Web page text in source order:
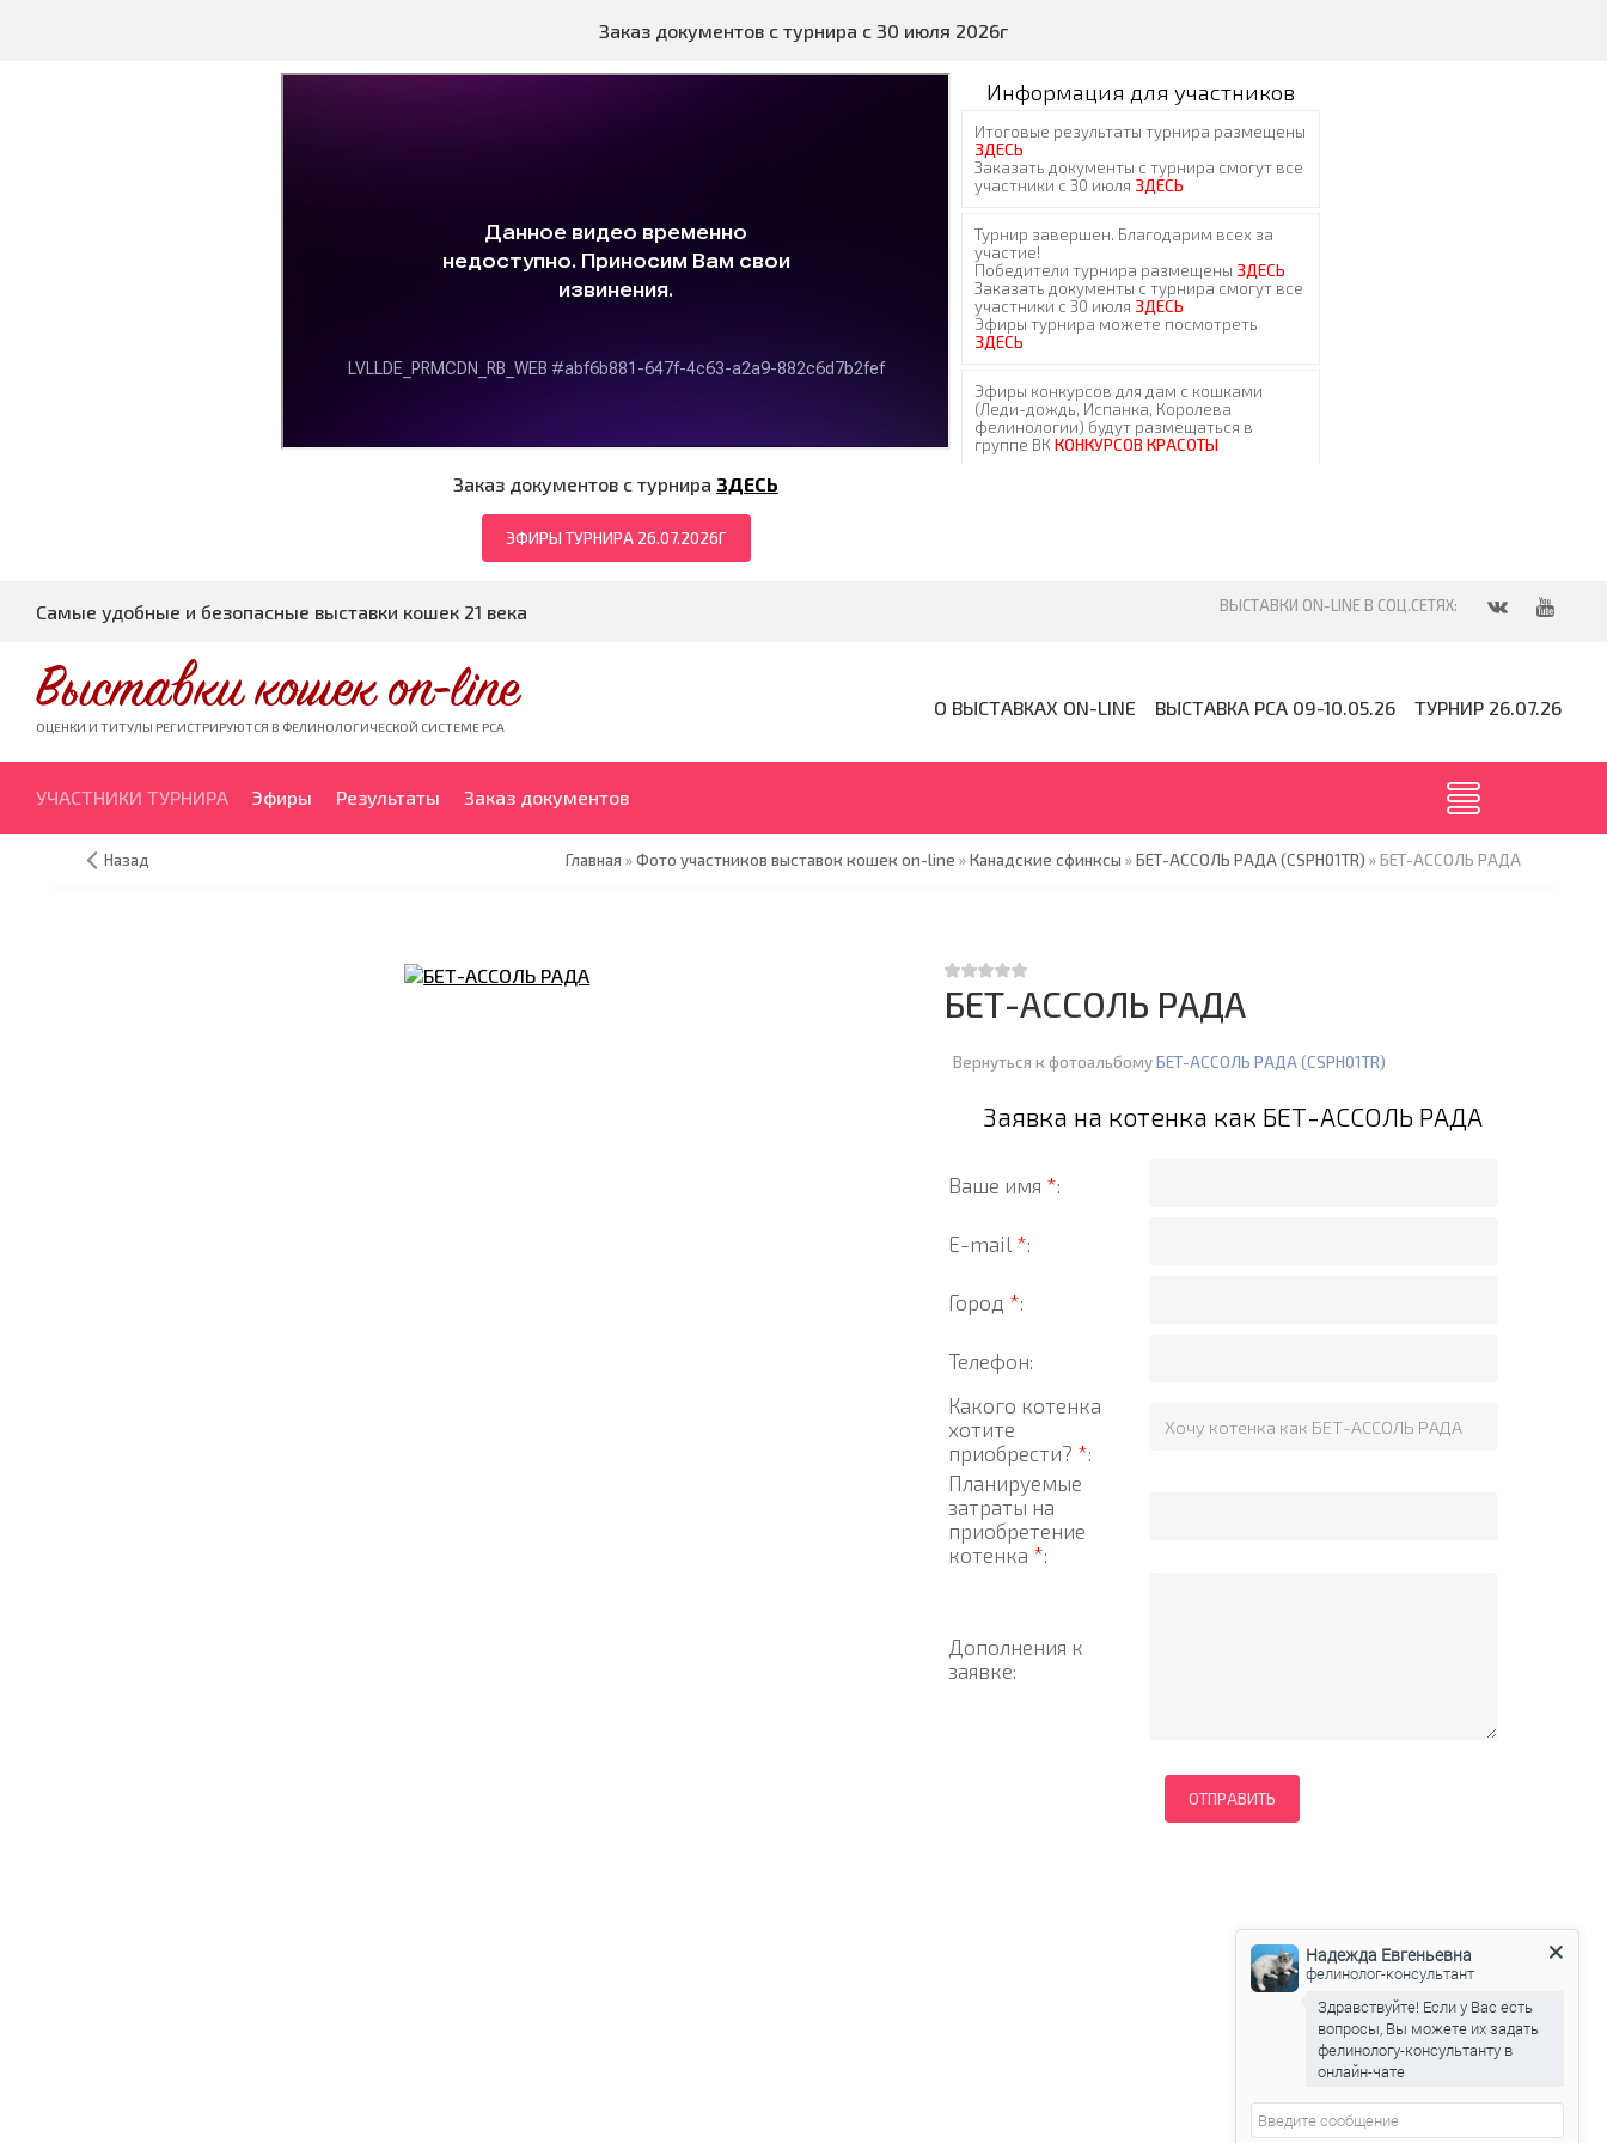
Заказ документов с турнира с 30 июля 2026г
Заказ документов с турнира ЗДЕСЬ
ЭФИРЫ ТУРНИРА 26.07.2026Г
Информация для участников
Самые удобные и безопасные выставки кошек 21 века
Выставки кошек on-line
ОЦЕНКИ И ТИТУЛЫ РЕГИСТРИРУЮТСЯ В ФЕЛИНОЛОГИЧЕСКОЙ СИСТЕМЕ PCA
О ВЫСТАВКАХ ON-LINE ВЫСТАВКА PCA 09-10.05.26 ТУРНИР 26.07.26
УЧАСТНИКИ ТУРНИРА Эфиры Результаты Заказ документов
Назад Главная »Фото участников выставок кошек on-line »Канадские сфинксы »БЕТ-АССОЛЬ РАДА (CSPH01TR) » БЕТ-АССОЛЬ РАДА
БЕТ-АССОЛЬ РАДА
Вернуться к фотоальбому БЕТ-АССОЛЬ РАДА (CSPH01TR)
Заявка на котенка как БЕТ-АССОЛЬ РАДА
Ваше имя *:
E-mail *:
Город *:
Телефон:
Какого котенка
хотите
приобрести? *:
Планируемые
затраты на
приобретение
котенка *:
Дополнения к
заявке:
Надежда Евгеньевна
фелинолог-консультант
Здравствуйте! Если у Вас есть
вопросы, Вы можете их задать
фелинологу-консультанту в
онлайн-чате